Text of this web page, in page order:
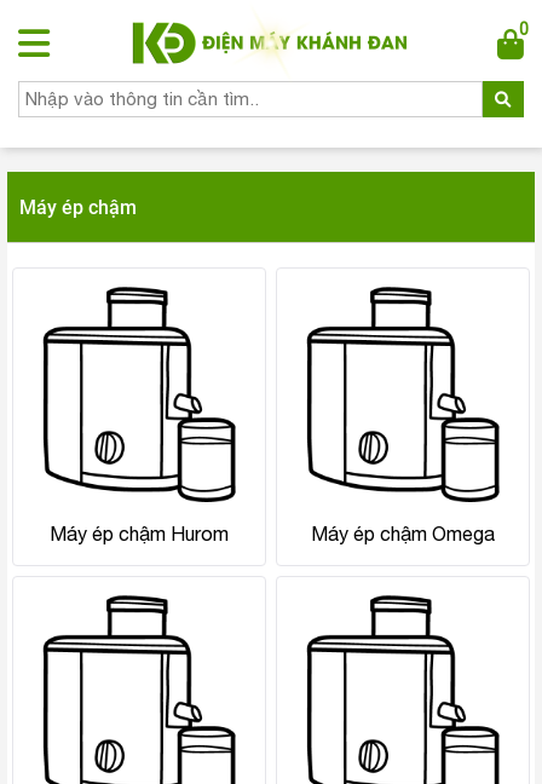
0
Máy ép chậm
Máy ép chậm Hurom Máy ép chậm Omega